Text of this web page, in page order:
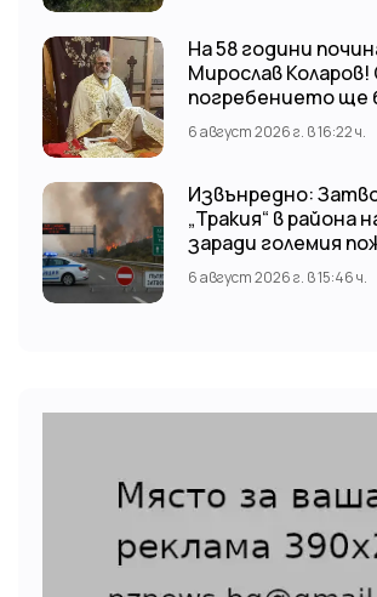
На 58 години
Мирослав
погребението ще
август (събота) от
храм “Св. Св. Козма
6 август 2026 г. в 16:22 ч.
Извънредно:
„Тракия“ в района
заради големия
6 август 2026 г. в 15:46 ч.